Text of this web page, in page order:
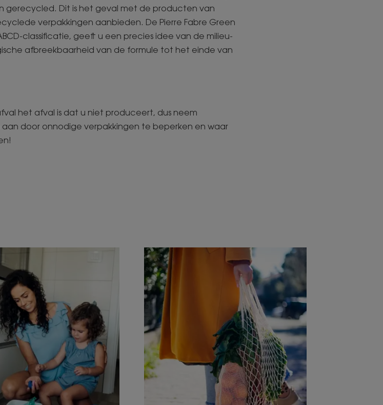
gerecycled. Dit is het geval met de producten van
verpakkingen aanbieden. De Pierre Fabre Green
classificatie, geeft u een precies idee van de milieu-
afbreekbaarheid van de formule tot het einde van
het afval is dat u niet produceert, dus neem
door onnodige verpakkingen te beperken en waar